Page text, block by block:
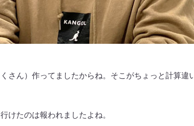
ん）作ってましたからね。そこがちょっと計算違
けたのは報われましたよね。